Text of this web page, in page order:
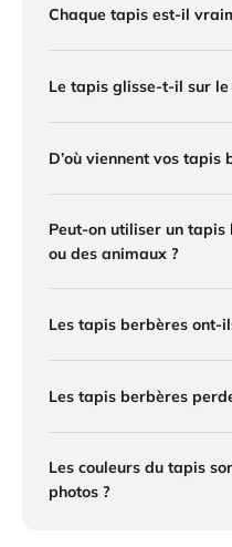
Chaque tapis est-il
Le tapis glisse-t-il sur le
D’où viennent vos tapis
Peut-on utiliser un
ou des animaux ?
Les tapis berbères ont-
Les tapis berbères
Les couleurs du tapis
photos ?